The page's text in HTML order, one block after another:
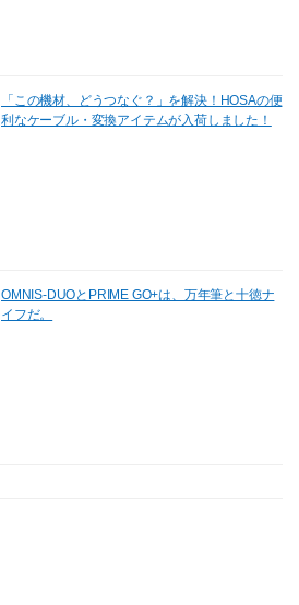
「この機材、どうつなぐ？」を解決！HOSAの便
利なケーブル・変換アイテムが入荷しました！
OMNIS-DUOとPRIME GO+は、万年筆と十徳ナ
イフだ。